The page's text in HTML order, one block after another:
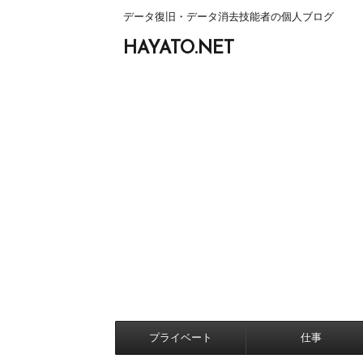
データ復旧・データ消去技能者の個人ブログ
HAYATO.NET
プライベート 仕事